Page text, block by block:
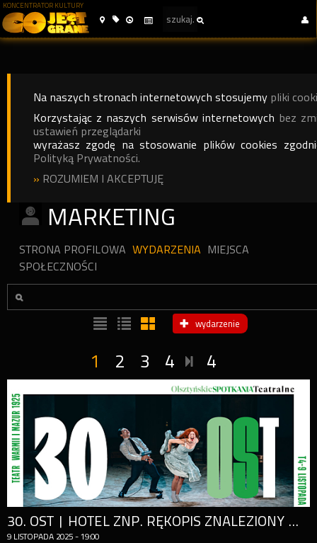
KONCENTRATOR KULTURY
Na naszych stronach internetowych stosujemy pliki
Korzystając z naszych serwisów internetowych bez
ustawień przeglądarki
wyrażasz zgodę na stosowanie plików cookies
Polityką Prywatności.
» ROZUMIEM I AKCEPTUJĘ
MARKETING
STRONA PROFILOWA WYDARZENIA MIEJSCA
SPOŁECZNOŚCI
wydarzenie
1 2 3 4 4
30. OST | HOTEL ZNP. RĘKOPIS ZNALEZIONY W POPIELNICZCE | REŻ. KUBA KOWALSKI
9 LISTOPADA 2025 -19:00